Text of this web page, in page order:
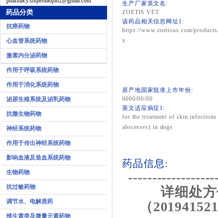
药品分类
抗癌药物
心血管系统药物
激素内分泌药物
作用于呼吸系统药物
作用于消化系统药物
泌尿生殖系统及泌乳药物
抗微生物药物
神经系统药物
作用于传出神经系统药物
影响血液及造血系统药物
生物药物
抗过敏药物
调节水、电解质药
维生素类及微量元素药物
生产厂家英文名:
ZOETIS VET
该药品相关信息网址1:
https://www.zoetisus.com/
x
原产地国家批准上市年份:
0000/00/00
英文适应病症1:
for the treatment of skin infections
abscesses) in dogs
药品信息:
详细处
（